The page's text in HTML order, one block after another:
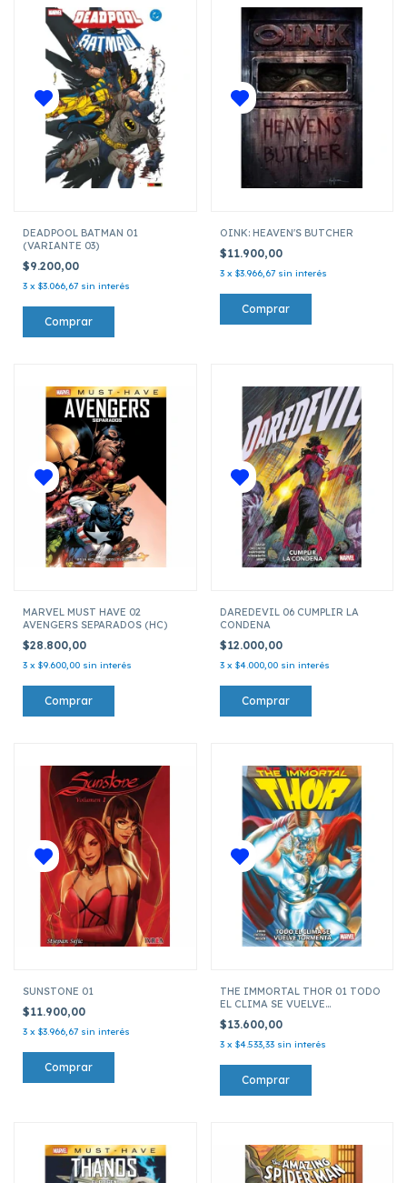
DEADPOOL BATMAN 01
(VARIANTE 03)
$9.200,00
3 x $3.066,67 sin interés
OINK: HEAVEN'S BUTCHER
$11.900,00
3 x $3.966,67 sin interés
MARVEL MUST HAVE 02
AVENGERS SEPARADOS (HC)
$28.800,00
3 x $9.600,00 sin interés
DAREDEVIL 06 CUMPLIR LA
CONDENA
$12.000,00
3 x $4.000,00 sin interés
SUNSTONE 01
$11.900,00
3 x $3.966,67 sin interés
THE IMMORTAL THOR 01 TODO
EL CLIMA SE VUELVE
$13.600,00
3 x $4.533,33 sin interés